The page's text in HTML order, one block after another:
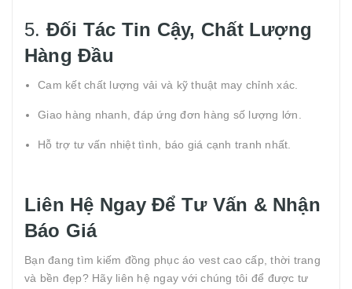
5. Đối Tác Tin Cậy, Chất Lượng
Hàng Đầu
Cam kết chất lượng vải và kỹ thuật may chỉnh xác.
Giao hàng nhanh, đáp ứng đơn hàng số lượng lớn.
Hỗ trợ tư vấn nhiệt tình, báo giá cạnh tranh nhất.
Liên Hệ Ngay Để Tư Vấn & Nhận
Báo Giá
Bạn đang tìm kiếm đồng phục áo vest cao cấp, thời trang
và bền đẹp? Hãy liên hệ ngay với chúng tôi để được tư